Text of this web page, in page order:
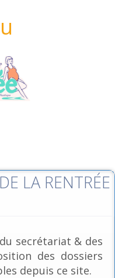
LA RENTRÉE
secrétariat & des
des dossiers
depuis ce site.